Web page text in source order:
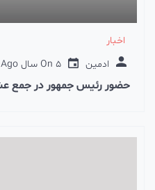
اخبار
ادمین
On 5 سال Ago
حضور رئیس جمهور در جمع